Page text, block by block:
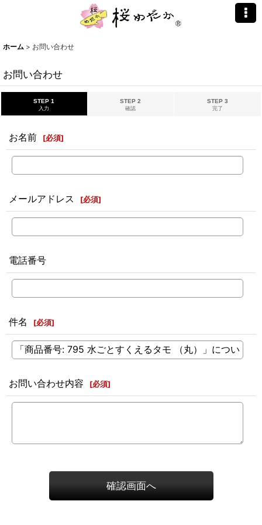
ホーム > お問い合わせ
お問い合わせ
STEP 1
入力
STEP 2
確認
STEP 3
完了
お名前 [必須]
メールアドレス [必須]
電話番号
件名 [必須]
お問い合わせ内容 [必須]
確認画面へ